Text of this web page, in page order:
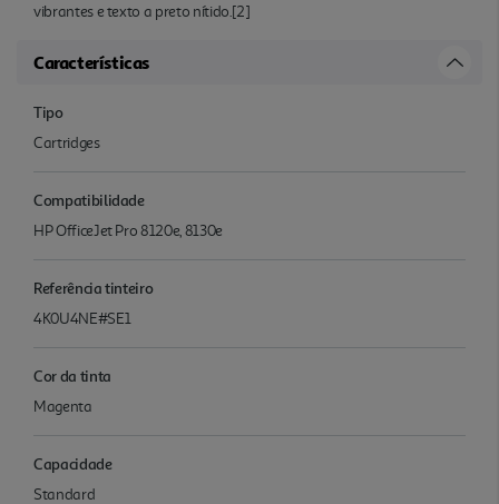
vibrantes e texto a preto nítido.[2]
Características
Tipo
Cartridges
Compatibilidade
HP OfficeJet Pro 8120e, 8130e
Referência tinteiro
4K0U4NE#SE1
Cor da tinta
Magenta
Capacidade
Standard